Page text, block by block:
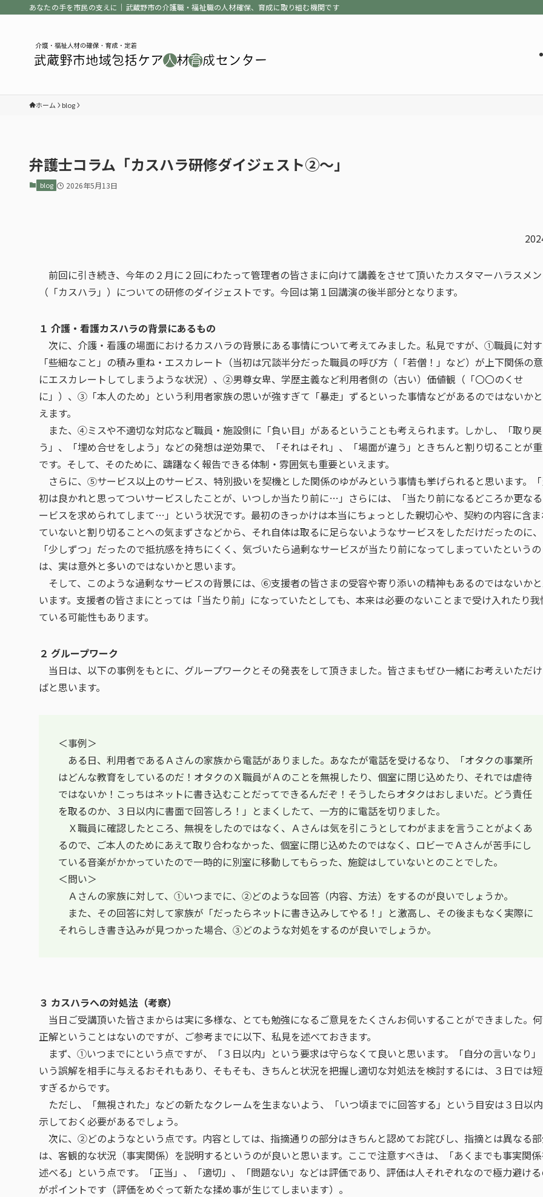
あなたの手を市民の支えに｜武蔵野市の介護職・福祉職の人材確保、育成に取り組む機関です
ホーム blog
弁護士コラム「カスハラ研修ダイジェスト②～」
blog 2026年5月13日
前回に引き続き、今年の２月に２回にわたって管理者の皆さまに向けて講義をさせて頂いたカスタマーハラスメ
（「カスハラ」）についての研修のダイジェストです。今回は第１回講演の後半部分となります。
１ 介護・看護カスハラの背景にあるもの
次に、介護・看護の場面におけるカスハラの背景にある事情について考えてみました。私見ですが、①職員に対
「些細なこと」の積み重ね・エスカレート（当初は冗談半分だった職員の呼び方（「若僧！」など）が上下関係の
にエスカレートしてしまうような状況）、②男尊女卑、学歴主義など利用者側の（古い）価値観（「〇〇のくせ
に」）、③「本人のため」という利用者家族の思いが強すぎて「暴走」ずるといった事情などがあるのではないか
えます。
また、④ミスや不適切な対応など職員・施設側に「負い目」があるということも考えられます。しかし、「取り
う」、「埋め合せをしよう」などの発想は逆効果で、「それはそれ」、「場面が違う」ときちんと割り切ることが
です。そして、そのために、躊躇なく報告できる体制・雰囲気も重要といえます。
さらに、⑤サービス以上のサービス、特別扱いを契機とした関係のゆがみという事情も挙げられると思います。
初は良かれと思ってついサービスしたことが、いつしか当たり前に…」さらには、「当たり前になるどころか更な
ービスを求められてしまて…」という状況です。最初のきっかけは本当にちょっとした親切心や、契約の内容に含
ていないと割り切ることへの気まずさなどから、それ自体は取るに足らないようなサービスをしただけだったのに、
「少しずつ」だったので抵抗感を持ちにくく、気づいたら過剰なサービスが当たり前になってしまっていたというの
は、実は意外と多いのではないかと思います。
そして、このような過剰なサービスの背景には、⑥支援者の皆さまの受容や寄り添いの精神もあるのではないか
います。支援者の皆さまにとっては「当たり前」になっていたとしても、本来は必要のないことまで受け入れたり我
ている可能性もあります。
２ グループワーク
当日は、以下の事例をもとに、グループワークとその発表をして頂きました。皆さまもぜひ一緒にお考えいただ
ばと思います。
＜事例＞
ある日、利用者であるＡさんの家族から電話がありました。あなたが電話を受けるなり、「オタクの事業所
はどんな教育をしているのだ！オタクのＸ職員がＡのことを無視したり、個室に閉じ込めたり、それでは虐待
ではないか！こっちはネットに書き込むことだってできるんだぞ！そうしたらオタクはおしまいだ。どう責任
を取るのか、３日以内に書面で回答しろ！」とまくしたて、一方的に電話を切りました。
Ｘ職員に確認したところ、無視をしたのではなく、Ａさんは気を引こうとしてわがままを言うことがよくあ
るので、ご本人のためにあえて取り合わなかった、個室に閉じ込めたのではなく、ロビーでＡさんが苦手にし
ている音楽がかかっていたので一時的に別室に移動してもらった、施錠はしていないとのことでした。
＜問い＞
Ａさんの家族に対して、①いつまでに、②どのような回答（内容、方法）をするのが良いでしょうか。
また、その回答に対して家族が「だったらネットに書き込みしてやる！」と激高し、その後まもなく実際に
それらしき書き込みが見つかった場合、③どのような対処をするのが良いでしょうか。
３ カスハラへの対処法（考察）
当日ご受講頂いた皆さまからは実に多様な、とても勉強になるご意見をたくさんお伺いすることができました。
正解ということはないのですが、ご参考までに以下、私見を述べておきます。
まず、①いつまでにという点ですが、「３日以内」という要求は守らなくて良いと思います。「自分の言いなり
いう誤解を相手に与えるおそれもあり、そもそも、きちんと状況を把握し適切な対処法を検討するには、３日では
すぎるからです。
ただし、「無視された」などの新たなクレームを生まないよう、「いつ頃までに回答する」という目安は３日以
示しておく必要があるでしょう。
次に、②どのようなという点です。内容としては、指摘通りの部分はきちんと認めてお詫びし、指摘とは異なる
は、客観的な状況（事実関係）を説明するというのが良いと思います。ここで注意すべきは、「あくまでも事実関
述べる」という点です。「正当」、「適切」、「問題ない」などは評価であり、評価は人それぞれなので極力避け
がポイントです（評価をめぐって新たな揉め事が生じてしまいます）。